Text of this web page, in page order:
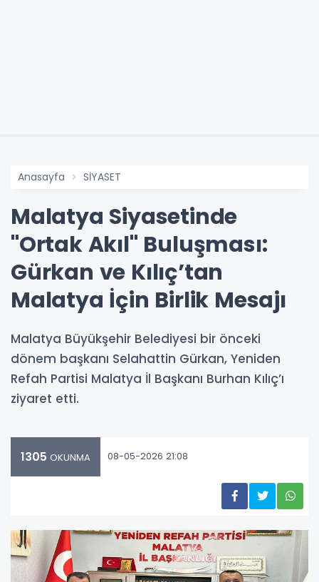
Anasayfa SİYASET
Malatya Siyasetinde
"Ortak Akıl" Buluşması:
Gürkan ve Kılıç’tan
Malatya İçin Birlik Mesajı
Malatya Büyükşehir Belediyesi bir önceki
dönem başkanı Selahattin Gürkan, Yeniden
Refah Partisi Malatya İl Başkanı Burhan Kılıç’ı
ziyaret etti.
1305 OKUNMA 08-05-2026 21:08